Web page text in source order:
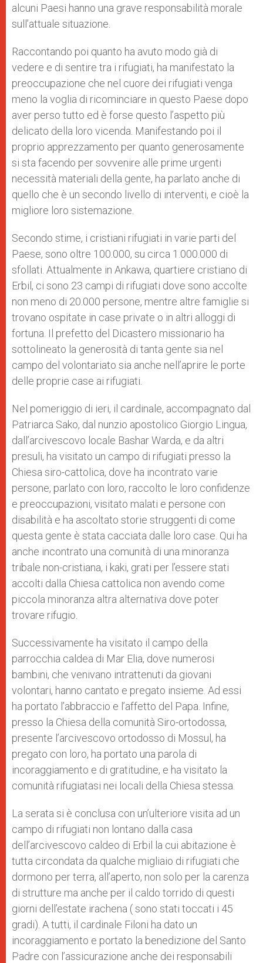
alcuni Paesi hanno una grave responsabilità morale
sull’attuale situazione.
Raccontando poi quanto ha avuto modo già di
vedere e di sentire tra i rifugiati, ha manifestato la
preoccupazione che nel cuore dei rifugiati venga
meno la voglia di ricominciare in questo Paese dopo
aver perso tutto ed è forse questo l’aspetto più
delicato della loro vicenda. Manifestando poi il
proprio apprezzamento per quanto generosamente
si sta facendo per sovvenire alle prime urgenti
necessità materiali della gente, ha parlato anche di
quello che è un secondo livello di interventi, e cioè la
migliore loro sistemazione.
Secondo stime, i cristiani rifugiati in varie parti del
Paese, sono oltre 100.000, su circa 1.000.000 di
sfollati. Attualmente in Ankawa, quartiere cristiano di
Erbil, ci sono 23 campi di rifugiati dove sono accolte
non meno di 20.000 persone, mentre altre famiglie si
trovano ospitate in case private o in altri alloggi di
fortuna. Il prefetto del Dicastero missionario ha
sottolineato la generosità di tanta gente sia nel
campo del volontariato sia anche nell’aprire le porte
delle proprie case ai rifugiati.
Nel pomeriggio di ieri, il cardinale, accompagnato dal
Patriarca Sako, dal nunzio apostolico Giorgio Lingua,
dall’arcivescovo locale Bashar Warda, e da altri
presuli, ha visitato un campo di rifugiati presso la
Chiesa siro-cattolica, dove ha incontrato varie
persone, parlato con loro, raccolto le loro confidenze
e preoccupazioni, visitato malati e persone con
disabilità e ha ascoltato storie struggenti di come
questa gente è stata cacciata dalle loro case. Qui ha
anche incontrato una comunità di una minoranza
tribale non-cristiana, i kaki, grati per l’essere stati
accolti dalla Chiesa cattolica non avendo come
piccola minoranza altra alternativa dove poter
trovare rifugio.
Successivamente ha visitato il campo della
parrocchia caldea di Mar Elia, dove numerosi
bambini, che venivano intrattenuti da giovani
volontari, hanno cantato e pregato insieme. Ad essi
ha portato l’abbraccio e l’affetto del Papa. Infine,
presso la Chiesa della comunità Siro-ortodossa,
presente l’arcivescovo ortodosso di Mossul, ha
pregato con loro, ha portato una parola di
incoraggiamento e di gratitudine, e ha visitato la
comunità rifugiatasi nei locali della Chiesa stessa.
La serata si è conclusa con un’ulteriore visita ad un
campo di rifugiati non lontano dalla casa
dell’arcivescovo caldeo di Erbil la cui abitazione è
tutta circondata da qualche migliaio di rifugiati che
dormono per terra, all’aperto, non solo per la carenza
di strutture ma anche per il caldo torrido di questi
giorni dell’estate irachena ( sono stati toccati i 45
gradi). A tutti, il cardinale Filoni ha dato un
incoraggiamento e portato la benedizione del Santo
Padre con l’assicurazione anche dei responsabili